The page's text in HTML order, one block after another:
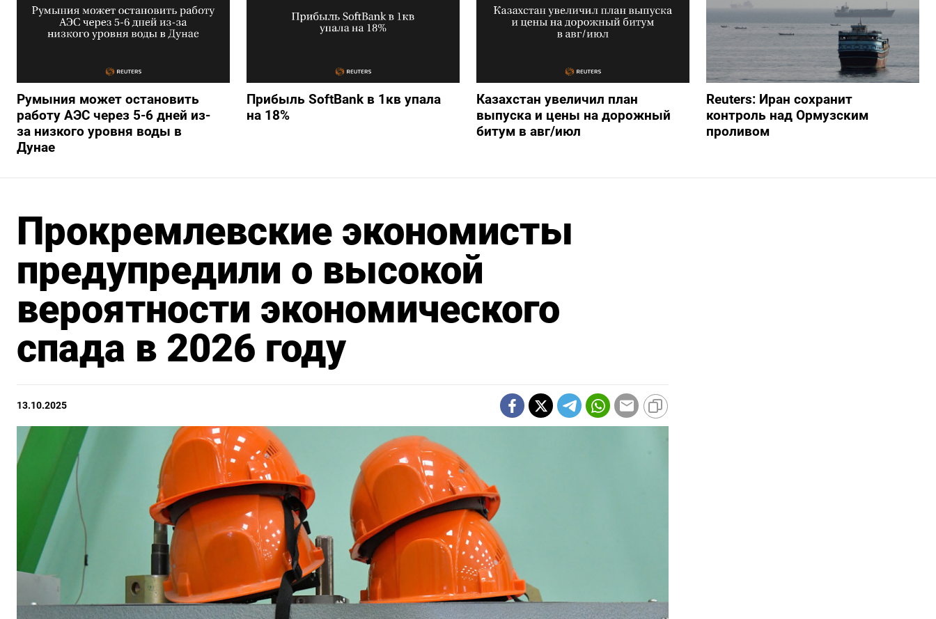
Румыния может остановить
работу АЭС через 5-6 дней из-
за низкого уровня воды в
Дунае
Прибыль SoftBank в 1кв упала
на 18%
Казахстан увеличил план
выпуска и цены на дорожный
битум в авг/июл
Reuters: Иран сохранит
контроль над Ормузским
проливом
Прокремлевские экономисты
предупредили о высокой
вероятности экономического
спада в 2026 году
13.10.2025